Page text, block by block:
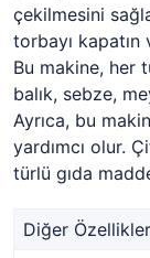
çekilmesini
torbayı kapatın
Bu makine, her
balık, sebze,
Ayrıca, bu
yardımcı olur.
türlü gıda
Diğer Özellikler